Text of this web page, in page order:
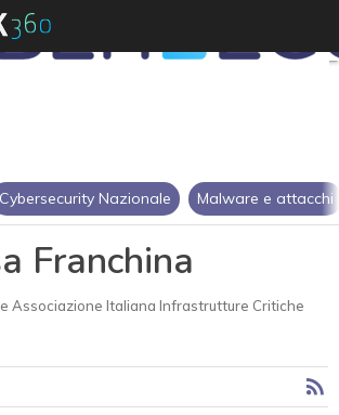
Cybersecurity Nazionale Malware e attacchi
Franchina
Associazione Italiana Infrastrutture Critiche